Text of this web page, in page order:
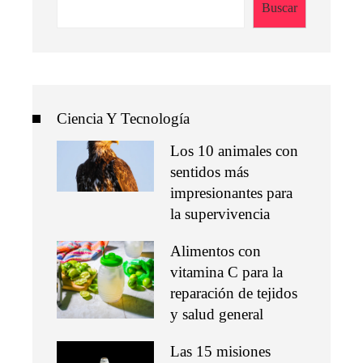
Buscar
Ciencia Y Tecnología
Los 10 animales con
sentidos más
impresionantes para
la supervivencia
Alimentos con
vitamina C para la
reparación de tejidos
y salud general
Las 15 misiones